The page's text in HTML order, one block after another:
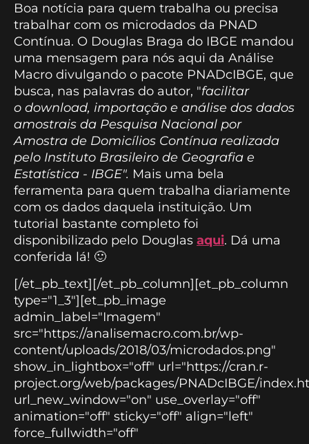
Boa notícia para quem trabalha ou precisa
trabalhar com os microdados da PNAD
Contínua. O Douglas Braga do IBGE mandou
uma mensagem para nós aqui da Análise
Macro divulgando o pacote PNADcIBGE, que
busca, nas palavras do autor, "facilitar
o download, importação e análise dos dados
amostrais da Pesquisa Nacional por
Amostra de Domicílios Contínua realizada
pelo Instituto Brasileiro de Geografia e
Estatística - IBGE". Mais uma bela
ferramenta para quem trabalha diariamente
com os dados daquela instituição. Um
tutorial bastante completo foi
disponibilizado pelo Douglas aqui. Dá uma
conferida lá! 🙂
[/et_pb_text][/et_pb_column][et_pb_column
type="1_3"][et_pb_image
admin_label="Imagem"
src="https://analisemacro.com.br/wp-
content/uploads/2018/03/microdados.png"
show_in_lightbox="off" url="https://cran.r-
project.org/web/packages/PNADcIBGE/
url_new_window="on" use_overlay="off"
animation="off" sticky="off" align="left"
force_fullwidth="off"